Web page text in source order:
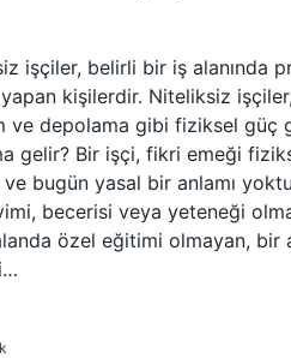
işçiler, belirli bir iş alanında
kişilerdir. Niteliksiz
ve depolama gibi fiziksel güç
gelir? Bir işçi, fikri emeği
ve bugün yasal bir anlamı
becerisi veya yeteneği
özel eğitimi olmayan,